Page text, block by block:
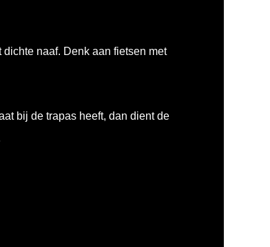
naaf. Denk aan fietsen met
bij de trapas heeft, dan dient de